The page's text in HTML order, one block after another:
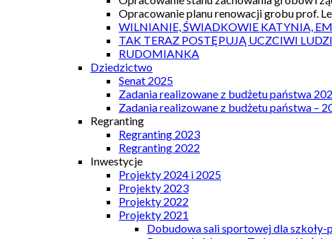
Opracowanie planu renowacji grobu prof.
WILNIANIE, ŚWIADKOWIE KATYNIA,
TAK TERAZ POSTĘPUJĄ UCZCIWI
RUDOMIANKA
Dziedzictwo
Senat 2025
Zadania realizowane z budżetu państwa
Zadania realizowane z budżetu państwa –
Regranting
Regranting 2023
Regranting 2022
Inwestycje
Projekty 2024 i 2025
Projekty 2023
Projekty 2022
Projekty 2021
Dobudowa sali sportowej dla szkoły-